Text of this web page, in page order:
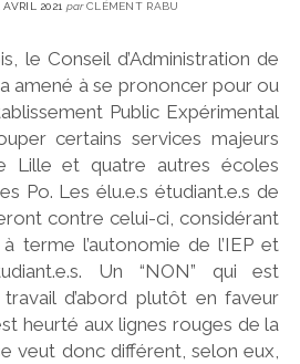
2021 parCLÉMENT RABU
le Conseil d’Administration de
amené à se prononcer pour ou
Public Expérimental
certains services majeurs
Lille et quatre autres écoles
Po. Les élu.e.s étudiant.e.s de
contre celui-ci, considérant
terme l’autonomie de l’IEP et
Un “NON” qui est
travail d’abord plutôt en faveur
heurté aux lignes rouges de la
veut donc différent, selon eux,